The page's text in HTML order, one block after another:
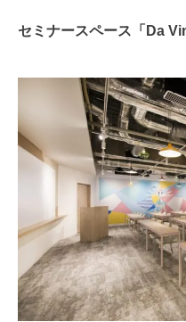
セミナースペース「Da